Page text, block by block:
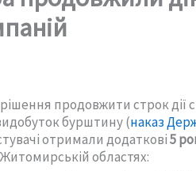
продовжити строк дії
бурштину (наказ
отримали додаткові5
областях: